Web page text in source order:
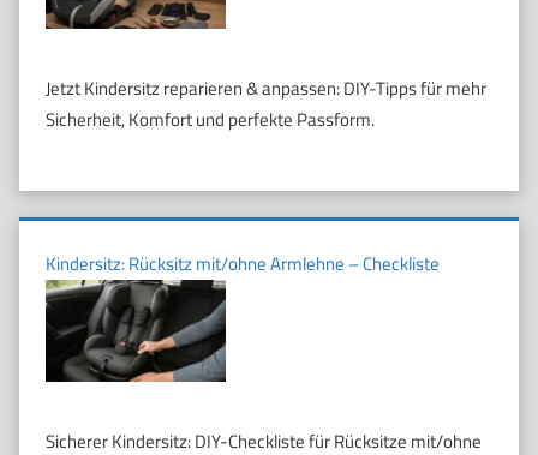
Jetzt Kindersitz reparieren & anpassen: DIY-Tipps für mehr
Sicherheit, Komfort und perfekte Passform.
Kindersitz: Rücksitz mit/ohne Armlehne – Checkliste
Sicherer Kindersitz: DIY-Checkliste für Rücksitze mit/ohne